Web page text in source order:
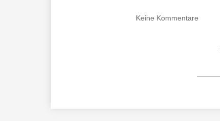
Keine Kommentare